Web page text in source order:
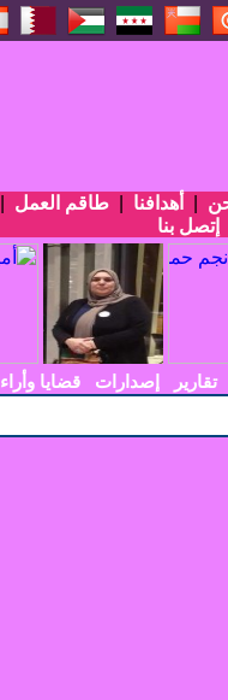
أهدافنا طاقم العمل
إتصل بنا
تقارير إصدارات قضايا وأراء